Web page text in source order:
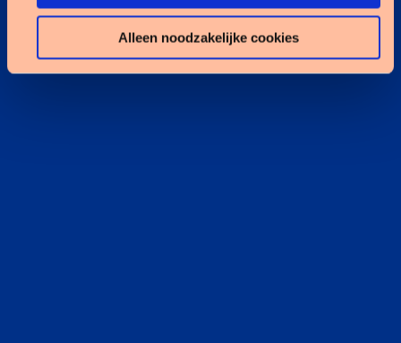
Alleen noodzakelijke cookies